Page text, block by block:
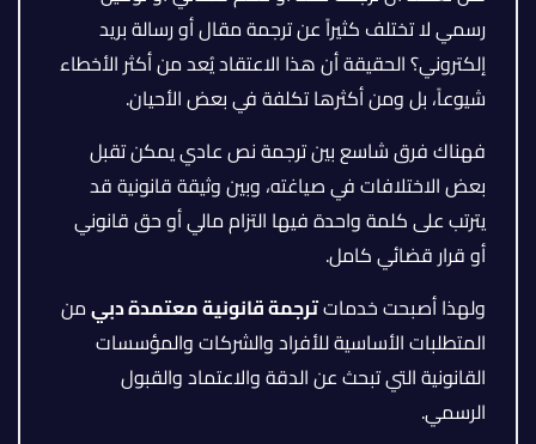
رسمي لا تختلف كثيراً عن ترجمة مقال أو رسالة بريد
إلكتروني؟ الحقيقة أن هذا الاعتقاد يُعد من أكثر الأخطاء
شيوعاً، بل ومن أكثرها تكلفة في بعض الأحيان.
فهناك فرق شاسع بين ترجمة نص عادي يمكن تقبل
بعض الاختلافات في صياغته، وبين وثيقة قانونية قد
يترتب على كلمة واحدة فيها التزام مالي أو حق قانوني
أو قرار قضائي كامل.
ولهذا أصبحت خدماتترجمة قانونية معتمدة دبيمن
المتطلبات الأساسية للأفراد والشركات والمؤسسات
القانونية التي تبحث عن الدقة والاعتماد والقبول
الرسمي.